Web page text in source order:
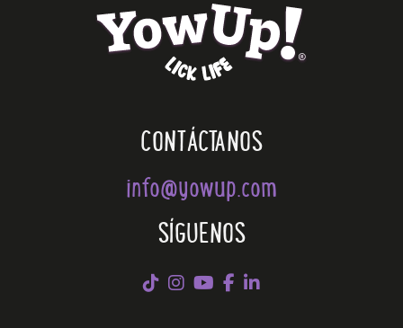
CONTÁCTANOS
info@yowup.com
SÍGUENOS